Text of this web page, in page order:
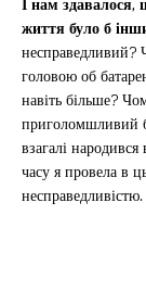
життя було б
несправедливий?
головою об
навіть більше?
приголомшливий
взагалі
часу я провела в
несправедливістю.